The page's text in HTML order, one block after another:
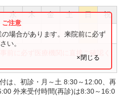
水 木 金 土 日 祝
● ● ● ●
前に必ず医療機関に直接ご確認く
場合があります。来院前に必ず
い。
×閉じる
は、初診・月～土 8:30～12:00、再
外来受付時間(再診)は8:30～16:0